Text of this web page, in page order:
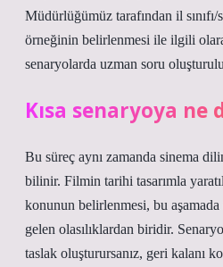
Müdürlüğümüz tarafından il sınıfı/
örneğinin belirlenmesi ile ilgili
senaryolarda uzman soru
Kısa senaryoya ne
Bu süreç aynı zamanda sinema
bilinir. Filmin tarihi tasarımla
konunun belirlenmesi, bu
gelen olasılıklardan biridir.
taslak oluşturursanız, geri kalanı